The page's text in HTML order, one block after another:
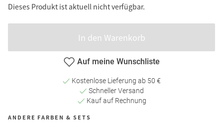
Dieses Produkt ist aktuell nicht verfügbar.
In den Warenkorb
Auf meine Wunschliste
Kostenlose Lieferung ab 50 €
Schneller Versand
Kauf auf Rechnung
ANDERE FARBEN & SETS